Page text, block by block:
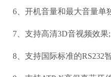
6、开机音量和最大音量单
7、支持高清3D音视频效果;
8、支持国际标准的RS232智